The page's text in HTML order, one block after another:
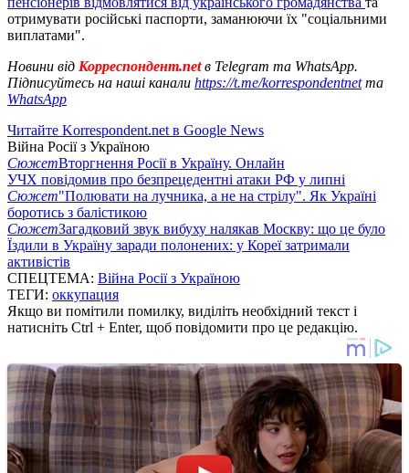
отримувати російські паспорти, заманюючи їх "соціальними
виплатами".
Новини від Корреспондент.netв Telegram та WhatsApp.
Підписуйтесь на наші канали https://t.me/korrespondentnetта
WhatsApp
Читайте Korrespondent.net в Google News
Війна Росії з Україною
СюжетВторгнення Росії в Україну. Онлайн
УЧХ повідомив про безпрецедентні атаки РФ у липні
Сюжет"Полювати на лучника, а не на стрілу". Як Україні
боротись з балістикою
СюжетЗагадковий звук вибуху налякав Москву: що це було
Їздили в Україну заради полонених: у Кореї затримали
активістів
СПЕЦТЕМА: Війна Росії з Україною
ТЕГИ: оккупация
Якщо ви помітили помилку, виділіть необхідний текст і
натисніть Ctrl + Enter, щоб повідомити про це редакцію.